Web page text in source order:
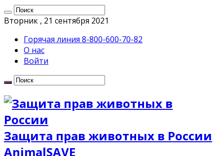
Вторник , 21 сентября 2021
Горячая линия 8-800-600-70-82
О нас
Войти
Защита прав животных в России
AnimalSAVE